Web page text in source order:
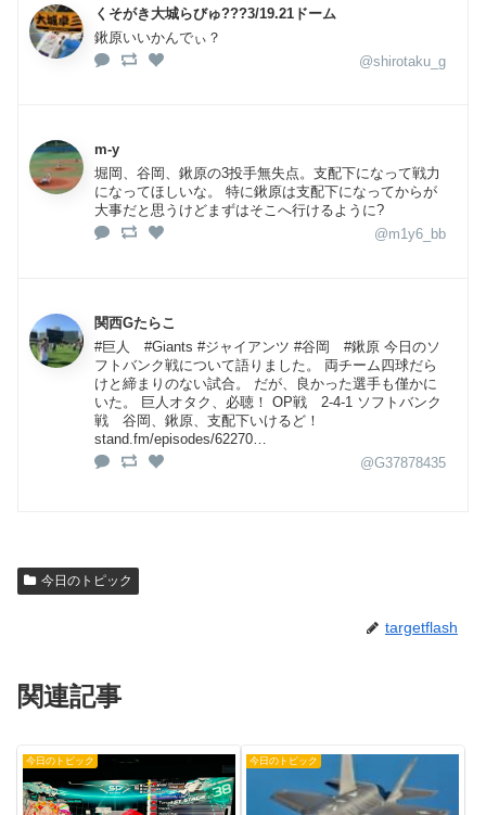
くそがき大城らびゅ???3/19.21ドーム
鍬原いいかんでぃ？
@shirotaku_g
m-y
堀岡、谷岡、鍬原の3投手無失点。支配下になって戦力
になってほしいな。 特に鍬原は支配下になってからが
大事だと思うけどまずはそこへ行けるように?
@m1y6_bb
関西Gたらこ
#巨人 #Giants #ジャイアンツ #谷岡 #鍬原 今日のソ
フトバンク戦について語りました。 両チーム四球だら
けと締まりのない試合。 だが、良かった選手も僅かに
いた。 巨人オタク、必聴！ OP戦 2-4-1 ソフトバンク
戦 谷岡、鍬原、支配下いけるど！
stand.fm/episodes/62270…
@G37878435
今日のトピック
targetflash
関連記事
今日のトピック 今日のトピック